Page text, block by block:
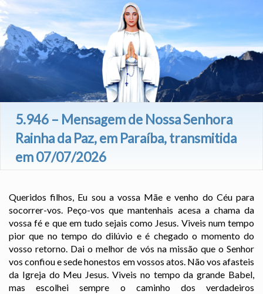
5.946 – Mensagem de Nossa Senhora
Rainha da Paz, em Paraíba, transmitida
em 07/07/2026
Queridos filhos, Eu sou a vossa Mãe e venho do Céu para
socorrer-vos. Peço-vos que mantenhais acesa a chama da
vossa fé e que em tudo sejais como Jesus. Viveis num tempo
pior que no tempo do dilúvio e é chegado o momento do
vosso retorno. Dai o melhor de vós na missão que o Senhor
vos confiou e sede honestos em vossos atos. Não vos afasteis
da Igreja do Meu Jesus. Viveis no tempo da grande Babel,
mas escolhei sempre o caminho dos verdadeiros